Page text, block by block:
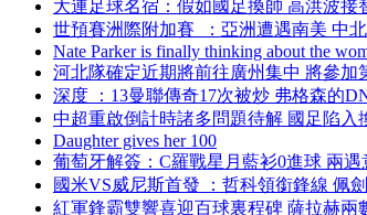
大連足球名宿：假如國足換帥 高洪波
世預賽洲際附加賽  ：亞洲遭遇南美 中
Nate Parker is finally thinking about the
河北隊確定近期將前往廣州集中 將參加
深度 ：13曼聯傳奇17次被炒 弗格森的
中超重啟倒計時諸多問題待解 國足陷入
Daughter gives her 100
葡萄牙解簽：C羅戰星月藍衫0進球 兩
國米VS威尼斯首發 ：哲科領銜鋒線 佩
紅軍鋒霸雙響喜迎百球裏程碑 薩拉赫兩